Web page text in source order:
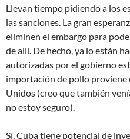
Llevan tiempo pidiendo a los
las sanciones. La gran
eliminen el embargo para
de allí. De hecho, ya lo están
autorizadas por el gobierno
importación de pollo proviene
Unidos (creo que también
no estoy seguro).
Sí, Cuba tiene potencial de